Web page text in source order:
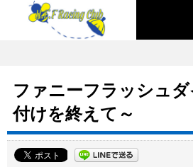
ファニーフラッシュ
付けを終えて～